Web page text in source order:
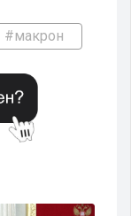
#макрон